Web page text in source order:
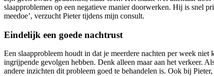
slaapproblemen op een negatieve manier doorwerken. Hij is snel
meedoe’, verzucht Pieter tijdens mijn consult.
Eindelijk een goede nachtrust
Een slaapprobleem houdt in dat je meerdere nachten per week
ingrijpende gevolgen hebben. Denk alleen maar aan het verkeer.
andere inzichten dit probleem goed te behandelen is. Ook bij